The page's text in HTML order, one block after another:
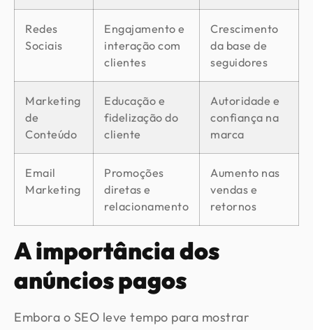
Redes
Sociais
Engajamento e
interação com
clientes
Crescimento
da base de
seguidores
Marketing
de
Conteúdo
Educação e
fidelização do
cliente
Autoridade e
confiança na
marca
Email
Marketing
Promoções
diretas e
relacionamento
Aumento nas
vendas e
retornos
A importância dos
anúncios pagos
Embora o SEO leve tempo para mostrar